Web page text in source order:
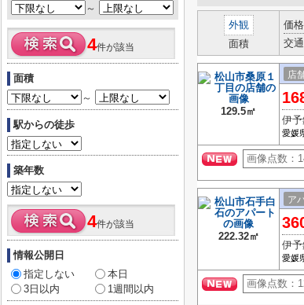
外観
面積
価
交
129.5㎡
店
伊
愛媛
画像点数：
222.32㎡
ア
伊
愛媛
画像点数：
～
4件が該当
面積
～
駅からの徒歩
築年数
4件が該当
情報公開日
指定しない
本日
3日以内
1週間以内